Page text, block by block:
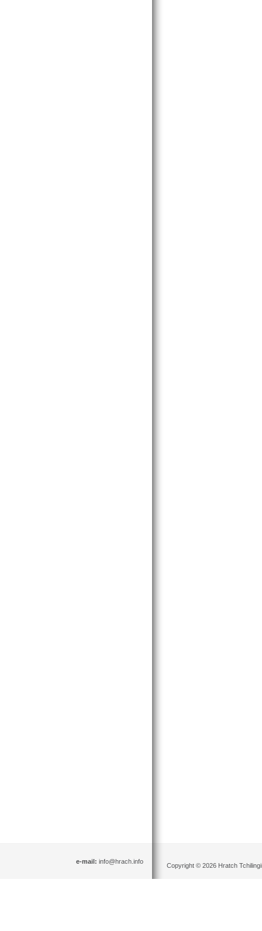
e-mail: info@hrach.info
Copyright © 2026 Hratch